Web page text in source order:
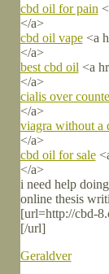
cbd oil for pain
</a>
cbd oil vape<a
</a>
best cbd oil <a
</a>
cialis over
</a>
viagra without a
</a>
cbd oil for sale
</a>
i need help
online thesis
[url=http://cbd-
[/url]
Geraldver